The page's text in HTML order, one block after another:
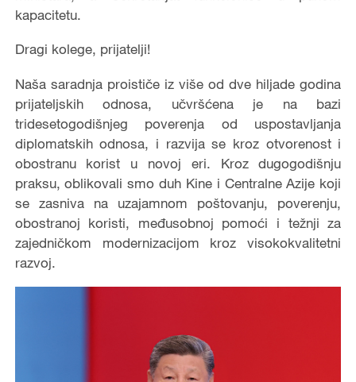
kapacitetu.
Dragi kolege, prijatelji!
Naša saradnja proističe iz više od dve hiljade godina
prijateljskih odnosa, učvršćena je na bazi
tridesetogodišnjeg poverenja od uspostavljanja
diplomatskih odnosa, i razvija se kroz otvorenost i
obostranu korist u novoj eri. Kroz dugogodišnju
praksu, oblikovali smo duh Kine i Centralne Azije koji
se zasniva na uzajamnom poštovanju, poverenju,
obostranoj koristi, međusobnoj pomoći i težnji za
zajedničkom modernizacijom kroz visokokvalitetni
razvoj.